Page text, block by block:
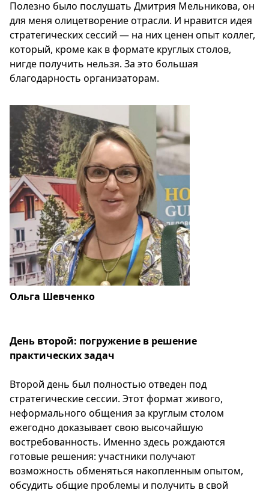
Полезно было послушать Дмитрия Мельникова, он
для меня олицетворение отрасли. И нравится идея
стратегических сессий — на них ценен опыт коллег,
который, кроме как в формате круглых столов,
нигде получить нельзя. За это большая
благодарность организаторам.
Ольга Шевченко
День второй: погружение в решение
практических задач
Второй день был полностью отведен под
стратегические сессии. Этот формат живого,
неформального общения за круглым столом
ежегодно доказывает свою высочайшую
востребованность. Именно здесь рождаются
готовые решения: участники получают
возможность обменяться накопленным опытом,
обсудить общие проблемы и получить в свой